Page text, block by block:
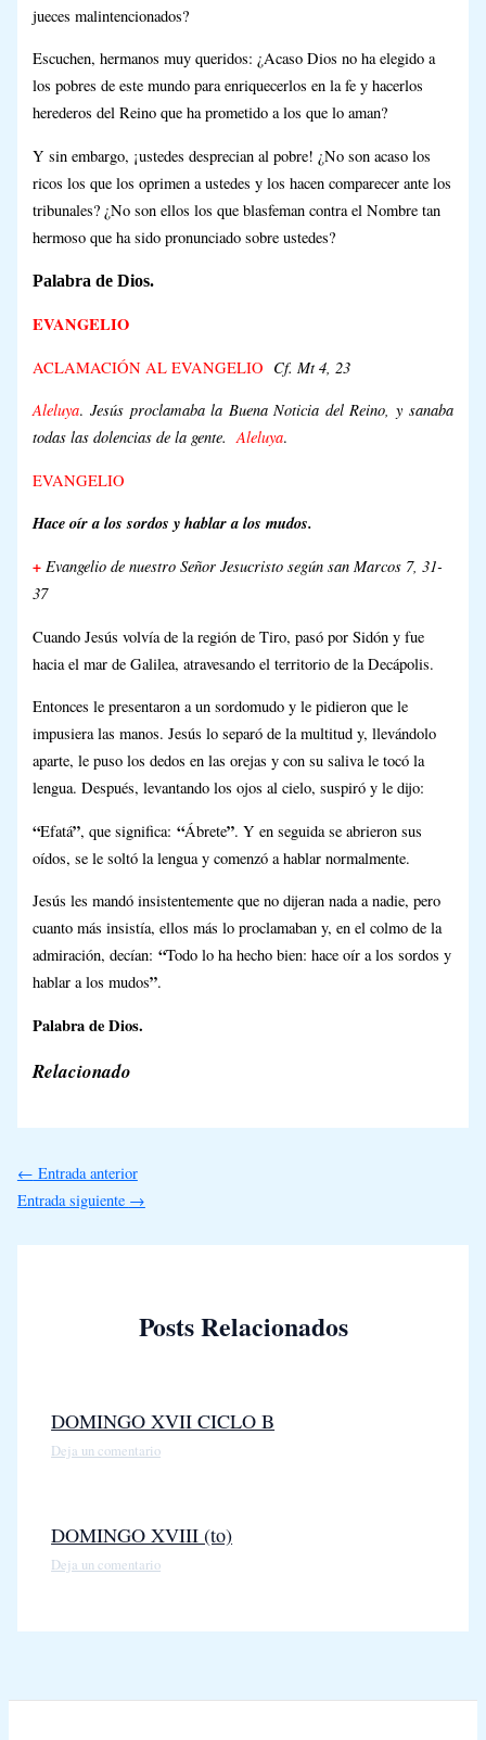
jueces malintencionados?
Escuchen, hermanos muy queridos: ¿Acaso Dios no ha elegido a
los pobres de este mundo para enriquecerlos en la fe y hacerlos
herederos del Reino que ha prometido a los que lo aman?
Y sin embargo, ¡ustedes desprecian al pobre! ¿No son acaso los
ricos los que los oprimen a ustedes y los hacen comparecer ante los
tribunales? ¿No son ellos los que blasfeman contra el Nombre tan
hermoso que ha sido pronunciado sobre ustedes?
Palabra de Dios.
EVANGELIO
ACLAMACIÓN AL EVANGELIO Cf. Mt 4, 23
Aleluya.Jesús proclamaba la Buena Noticia del Reino, y sanaba
todas las dolencias de la gente. Aleluya.
EVANGELIO
Hace oír a los sordos y hablar a los mudos.
+ Evangelio de nuestro Señor Jesucristo según san Marcos 7, 31-
37
Cuando Jesús volvía de la región de Tiro, pasó por Sidón y fue
hacia el mar de Galilea, atravesando el territorio de la Decápolis.
Entonces le presentaron a un sordomudo y le pidieron que le
impusiera las manos. Jesús lo separó de la multitud y, llevándolo
aparte, le puso los dedos en las orejas y con su saliva le tocó la
lengua. Después, levantando los ojos al cielo, suspiró y le dijo:
“Efatá”, que significa:“Ábrete”. Y en seguida se abrieron sus
oídos, se le soltó la lengua y comenzó a hablar normalmente.
Jesús les mandó insistentemente que no dijeran nada a nadie, pero
cuanto más insistía, ellos más lo proclamaban y, en el colmo de la
admiración, decían:“Todo lo ha hecho bien: hace oír a los sordos y
hablar a los mudos”.
Palabra de Dios.
Relacionado
← Entrada anterior
Entrada siguiente →
Posts Relacionados
DOMINGO XVII CICLO B
Deja un comentario
DOMINGO XVIII (to)
Deja un comentario